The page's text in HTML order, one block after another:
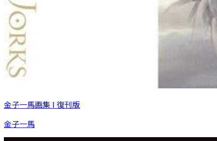
金子一馬画集 I 復刊版
金子一馬